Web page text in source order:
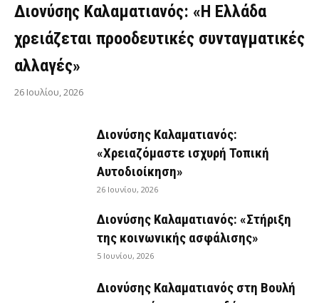
Διονύσης Καλαματιανός: «Η Ελλάδα
χρειάζεται προοδευτικές συνταγματικές
αλλαγές»
26 Ιουλίου, 2026
Διονύσης Καλαματιανός:
«Χρειαζόμαστε ισχυρή Τοπική
Αυτοδιοίκηση»
26 Ιουνίου, 2026
Διονύσης Καλαματιανός: «Στήριξη
της κοινωνικής ασφάλισης»
5 Ιουνίου, 2026
Διονύσης Καλαματιανός στη Βουλή